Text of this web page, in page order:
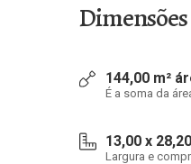
144,00 m²
É a soma da
13,00 x
Largura e